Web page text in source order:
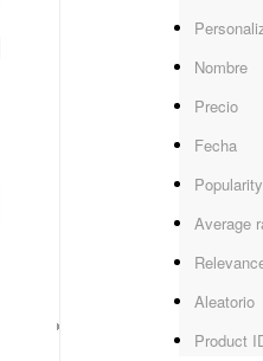
Nombre
Precio
Fecha
Average
Aleatorio
Product